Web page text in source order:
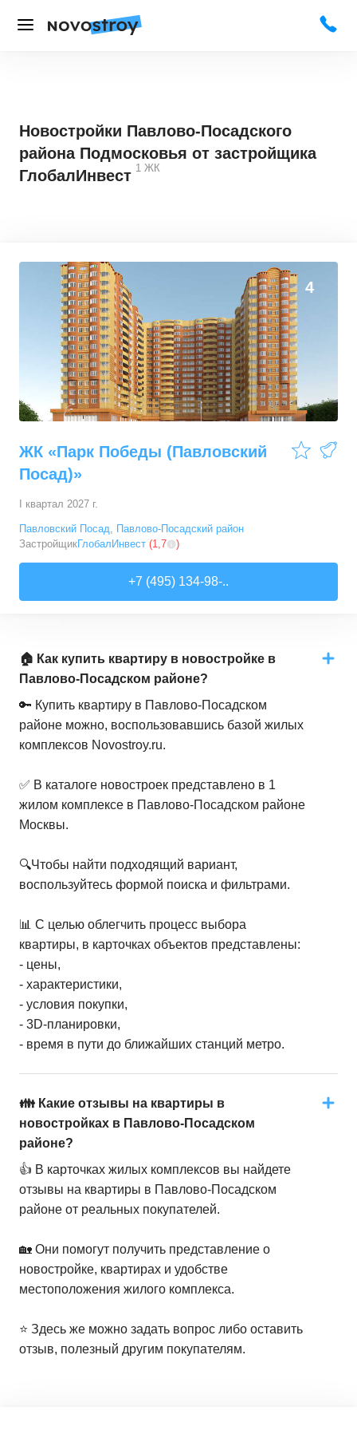
Новостройки Павлово-Посадского
района Подмосковья от застройщика
ГлобалИнвест 1 ЖК
4
ЖК «Парк Победы (Павловский
Посад)»
I квартал 2027 г.
Павловский Посад, Павлово-Посадский район
ЗастройщикГлобалИнвест (1,7 )
+7 (495) 134-98-..
🏠 Как купить квартиру в новостройке в
Павлово-Посадском районе?
🔑 Купить квартиру в Павлово-Посадском
районе можно, воспользовавшись базой жилых
комплексов Novostroy.ru.
✅ В каталоге новостроек представлено в 1
жилом комплексе в Павлово-Посадском районе
Москвы.
🔍Чтобы найти подходящий вариант,
воспользуйтесь формой поиска и фильтрами.
📊 С целью облегчить процесс выбора
квартиры, в карточках объектов представлены:
- цены,
- характеристики,
- условия покупки,
- 3D-планировки,
- время в пути до ближайших станций метро.
👪 Какие отзывы на квартиры в
новостройках в Павлово-Посадском
районе?
👍 В карточках жилых комплексов вы найдете
отзывы на квартиры в Павлово-Посадском
районе от реальных покупателей.
🏡 Они помогут получить представление о
новостройке, квартирах и удобстве
местоположения жилого комплекса.
⭐️ Здесь же можно задать вопрос либо оставить
отзыв, полезный другим покупателям.